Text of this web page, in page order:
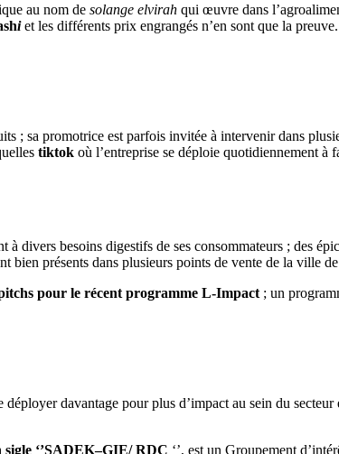
au nom de solange elvirah qui œuvre dans
iet les différents prix engrangés n’en sont que la
; sa promotrice est parfois invitée à intervenir dans
tiktok où l’entreprise se déploie quotidiennement à
divers besoins digestifs de ses consommateurs ; des
bien présents dans plusieurs points de vente de la ville
pour le récent programme L-Impact ; un
davantage pour plus d’impact au sein du secteur
sigle ‘’SADEK–GIE/ RDC ‘’, est un Groupement